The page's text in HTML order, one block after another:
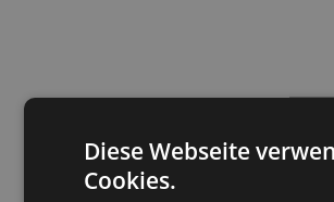
Diese Webseite
Cookies.